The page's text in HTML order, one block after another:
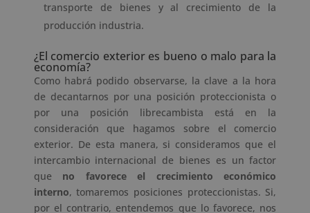
transporte de bienes y al crecimiento de la
producción industria.
¿El comercio exterior es bueno o malo para la
economía?
Como habrá podido observarse, la clave a la hora
de decantarnos por una posición proteccionista o
por una posición librecambista está en la
consideración que hagamos sobre el comercio
exterior. De esta manera, si consideramos que el
intercambio internacional de bienes es un factor
que no favorece el crecimiento económico
interno, tomaremos posiciones proteccionistas. Si,
por el contrario, entendemos que lo favorece, nos